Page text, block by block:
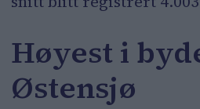
Høyest i
Østensjø